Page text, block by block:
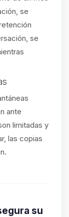
se
se
ante
limitadas y
las copias
su